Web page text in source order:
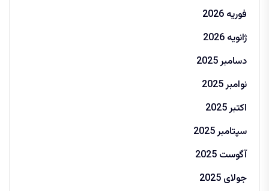
فوریه 2026
ژانویه 2026
دسامبر 2025
نوامبر 2025
اکتبر 2025
سپتامبر 2025
آگوست 2025
جولای 2025